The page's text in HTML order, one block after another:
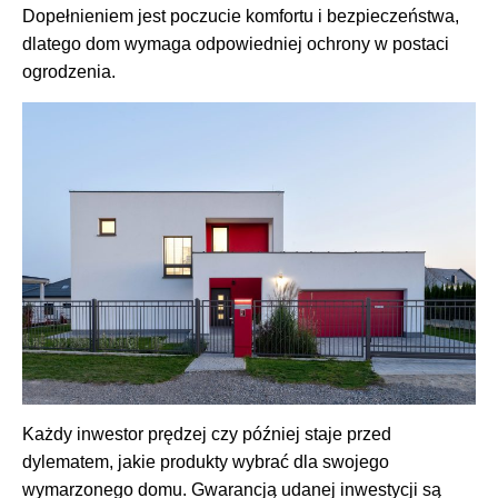
Dopełnieniem jest poczucie komfortu i bezpieczeństwa,
dlatego dom wymaga odpowiedniej ochrony w postaci
ogrodzenia.
Każdy inwestor prędzej czy później staje przed
dylematem, jakie produkty wybrać dla swojego
wymarzonego domu. Gwarancją udanej inwestycji są